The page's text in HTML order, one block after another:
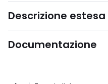
Descrizione estesa
Documentazione